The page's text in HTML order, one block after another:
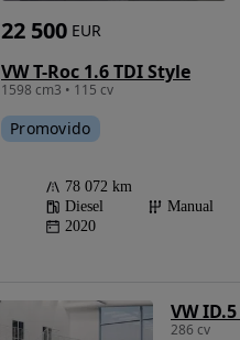
VW T-Roc 1.6 TDI Style
1598 cm3 • 115 cv
22 500 EUR
Promovido
78 072 km
Diesel
Manual
2020
VW
286 cv